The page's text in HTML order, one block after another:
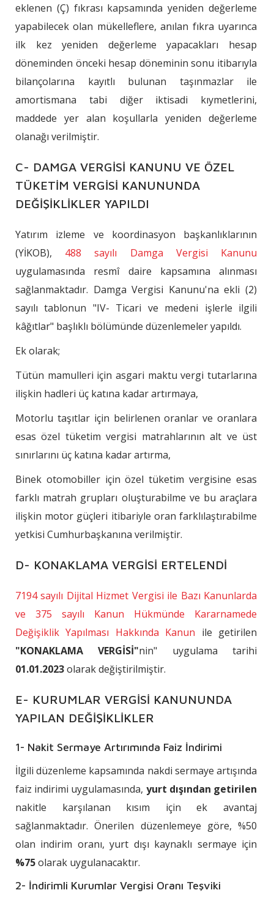
eklenen (Ç) fıkrası kapsamında yeniden değerleme
yapabilecek olan mükelleflere, anılan fıkra uyarınca
ilk kez yeniden değerleme yapacakları hesap
döneminden önceki hesap döneminin sonu itibarıyla
bilançolarına kayıtlı bulunan taşınmazlar ile
amortismana tabi diğer iktisadi kıymetlerini,
maddede yer alan koşullarla yeniden değerleme
olanağı verilmiştir.
C- DAMGA VERGİSİ KANUNU VE ÖZEL
TÜKETİM VERGİSİ KANUNUNDA
DEĞİŞİKLİKLER YAPILDI
Yatırım izleme ve koordinasyon başkanlıklarının
(YİKOB), 488 sayılı Damga Vergisi Kanunu
uygulamasında resmî daire kapsamına alınması
sağlanmaktadır. Damga Vergisi Kanunu'na ekli (2)
sayılı tablonun "IV- Ticari ve medeni işlerle ilgili
kâğıtlar" başlıklı bölümünde düzenlemeler yapıldı.
Ek olarak;
Tütün mamulleri için asgari maktu vergi tutarlarına
ilişkin hadleri üç katına kadar artırmaya,
Motorlu taşıtlar için belirlenen oranlar ve oranlara
esas özel tüketim vergisi matrahlarının alt ve üst
sınırlarını üç katına kadar artırma,
Binek otomobiller için özel tüketim vergisine esas
farklı matrah grupları oluşturabilme ve bu araçlara
ilişkin motor güçleri itibariyle oran farklılaştırabilme
yetkisi Cumhurbaşkanına verilmiştir.
D- KONAKLAMA VERGİSİ ERTELENDİ
7194 sayılı Dijital Hizmet Vergisi ile Bazı Kanunlarda
ve 375 sayılı Kanun Hükmünde Kararnamede
Değişiklik Yapılması Hakkında Kanun ile getirilen
"KONAKLAMA VERGİSİ"nin" uygulama tarihi
01.01.2023olarak değiştirilmiştir.
E- KURUMLAR VERGİSİ KANUNUNDA
YAPILAN DEĞİŞİKLİKLER
1- Nakit Sermaye Artırımında Faiz İndirimi
İlgili düzenleme kapsamında nakdi sermaye artışında
faiz indirimi uygulamasında, yurt dışından getirilen
nakitle karşılanan kısım için ek avantaj
sağlanmaktadır. Önerilen düzenlemeye göre, %50
olan indirim oranı, yurt dışı kaynaklı sermaye için
%75olarak uygulanacaktır.
2- İndirimli Kurumlar Vergisi Oranı Teşviki